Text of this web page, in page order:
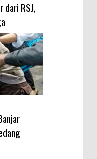
dari RSJ,